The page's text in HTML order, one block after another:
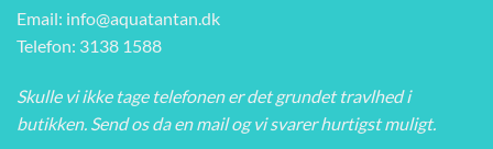
Email: info@aquatantan.dk
Telefon: 3138 1588
Skulle vi ikke tage telefonen er det grundet travlhed i
butikken. Send os da en mail og vi svarer hurtigst muligt.